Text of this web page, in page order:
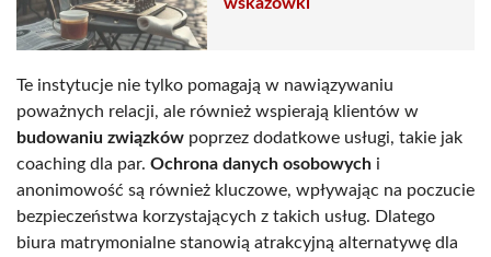
wskazówki
Te instytucje nie tylko pomagają w nawiązywaniu
poważnych relacji, ale również wspierają klientów w
budowaniu związków poprzez dodatkowe usługi, takie jak
coaching dla par. Ochrona danych osobowych i
anonimowość są również kluczowe, wpływając na poczucie
bezpieczeństwa korzystających z takich usług. Dlatego
biura matrymonialne stanowią atrakcyjną alternatywę dla